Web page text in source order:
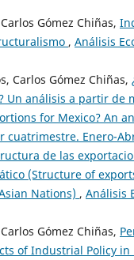
Gómez Chiñas,
, Análisis
Carlos Gómez Chiñas,
Un análisis a partir de
for Mexico? An
cuatrimestre. Enero-
de las
(Structure of
Nations) , Análisis
Gómez Chiñas,
of Industrial Policy in